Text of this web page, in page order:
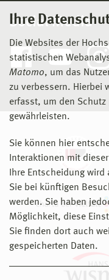
Ihre
Die Websites der
statistischen
Matomo, um das
zu verbessern. Hierbei
erfasst, um den Schutz
gewährleisten.
Sie können hier
Interaktionen mit
Ihre Entscheidung
Sie bei künftigen
werden. Sie haben
Möglichkeit, diese
Sie finden dort auch
gespeicherten Daten.
Social Media